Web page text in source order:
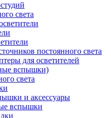
света
постоянного света
для осветителей
вспышки)
света
и аксессуары
вспышки